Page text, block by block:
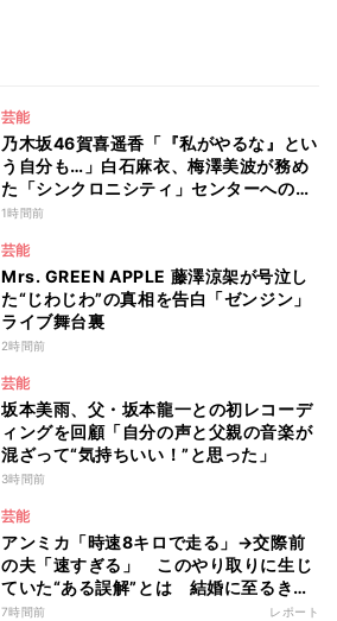
芸能
乃木坂46賀喜遥香「『私がやるな』とい
う自分も…」白石麻衣、梅澤美波が務め
た「シンクロニシティ」センターへの思
いを明かす
1時間前
芸能
Mrs. GREEN APPLE 藤澤涼架が号泣し
た“じわじわ”の真相を告白「ゼンジン」
ライブ舞台裏
2時間前
芸能
坂本美雨、父・坂本龍一との初レコーデ
ィングを回顧「自分の声と父親の音楽が
混ざって“気持ちいい！”と思った」
3時間前
芸能
アンミカ「時速8キロで走る」→交際前
の夫「速すぎる」 このやり取りに生じ
ていた“ある誤解”とは 結婚に至るきっ
かけとなったマラソンデート秘話「誤解
7時間前 レポート